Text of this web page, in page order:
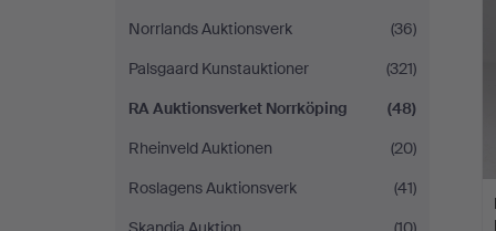
Norrlands Auktionsverk
(36)
Palsgaard Kunstauktioner
(321)
RA Auktionsverket Norrköping
(48)
Rheinveld Auktionen
(20)
Roslagens Auktionsverk
(41)